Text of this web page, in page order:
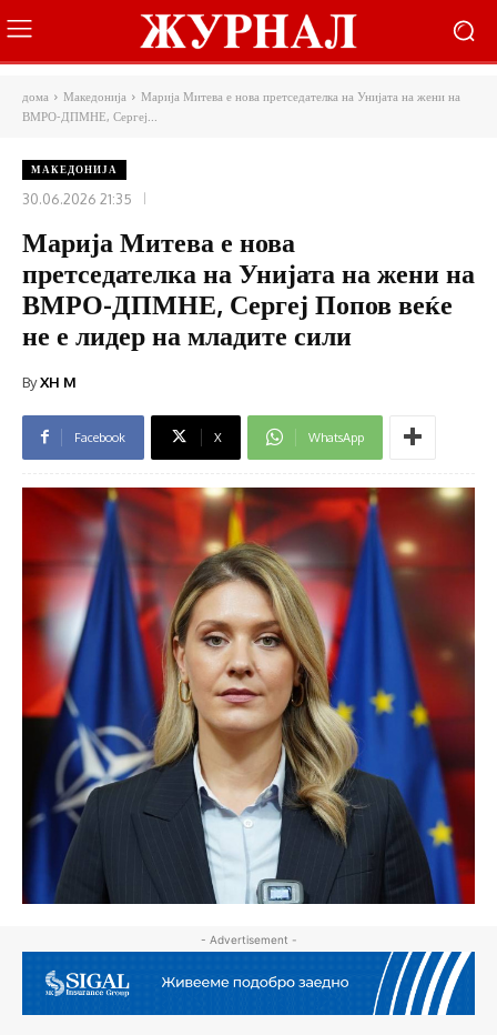
дома Македонија
Марија Митева е нова претседателка на Унијата на жени на
ВМРО-ДПМНЕ, Сергеј...
МАКЕДОНИЈА
30.06.2026 21:35
Марија Митева е нова
претседателка на Унијата на жени на
ВМРО-ДПМНЕ, Сергеј Попов веќе
не е лидер на младите сили
ByXH M
Facebook X WhatsApp
- Advertisement -